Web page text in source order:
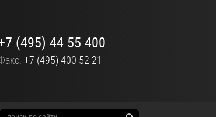
(495) 44 55 400
+7 (495) 400 52 21